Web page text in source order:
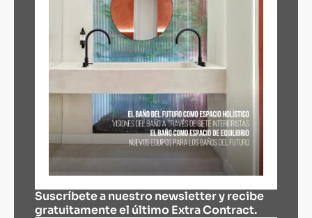
Suscríbete a nuestro newsletter y recibe
gratuitamente el último Extra Contract.